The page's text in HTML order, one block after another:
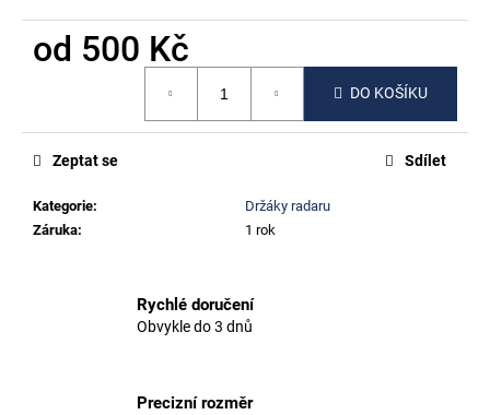
od 500 Kč
DO KOŠÍKU
Kategorie:
Držáky radaru
Záruka: 1 rok
Zeptat se Sdílet
Rychlé doručení
Obvykle do 3 dnů
Precizní rozměr
j
e